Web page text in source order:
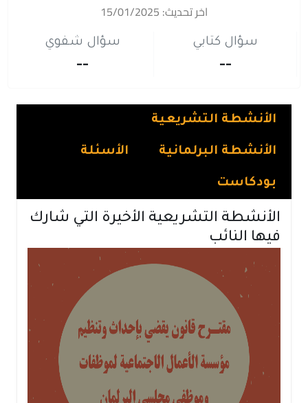
اخر تحديث: 15/01/2025
سؤال كتابي
--
سؤال شفوي
--
الأنشطة التشريعية
الأنشطة البرلمانية الأسئلة
بودكاست
الأنشطة التشريعية الأخيرة التي شارك
فيها النائب